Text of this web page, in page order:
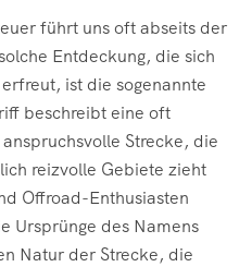
führt uns oft abseits der
Entdeckung, die sich
ist die sogenannte
beschreibt eine oft
Strecke, die
reizvolle Gebiete zieht
Offroad-Enthusiasten
Ursprünge des Namens
Natur der Strecke, die